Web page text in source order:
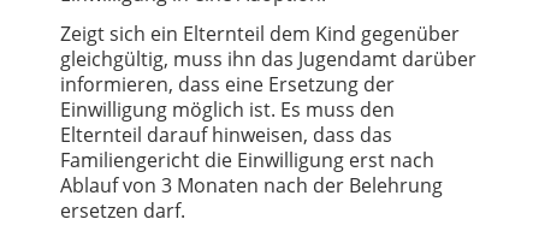
Zeigt sich ein Elternteil dem Kind gegenüber
gleichgültig, muss ihn das Jugendamt darüber
informieren, dass eine Ersetzung der
Einwilligung möglich ist. Es muss den
Elternteil darauf hinweisen, dass das
Familiengericht die Einwilligung erst nach
Ablauf von 3 Monaten nach der Belehrung
ersetzen darf.